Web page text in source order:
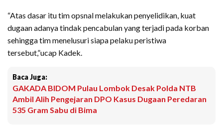
“Atas dasar itu tim opsnal melakukan penyelidikan, kuat
dugaan adanya tindak pencabulan yang terjadi pada korban
sehingga tim menelusuri siapa pelaku peristiwa
tersebut,”ucap Kadek.
Baca Juga:
GAKADA BIDOM Pulau Lombok Desak Polda NTB
Ambil Alih Pengejaran DPO Kasus Dugaan Peredaran
535 Gram Sabu di Bima